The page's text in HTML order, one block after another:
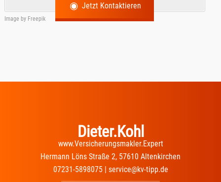
Jetzt Kontaktieren
Image by Freepik
Dieter.Kohl
www.Versicherungsmakler.Expert
Hermann Löns Straße 2, 57610 Altenkirchen
07231-5898075 | service@kv-tipp.de